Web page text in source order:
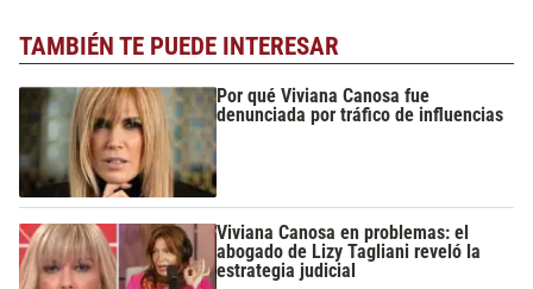
TAMBIÉN TE PUEDE INTERESAR
Por qué Viviana Canosa fue
denunciada por tráfico de influencias
Viviana Canosa en problemas: el
abogado de Lizy Tagliani reveló la
estrategia judicial